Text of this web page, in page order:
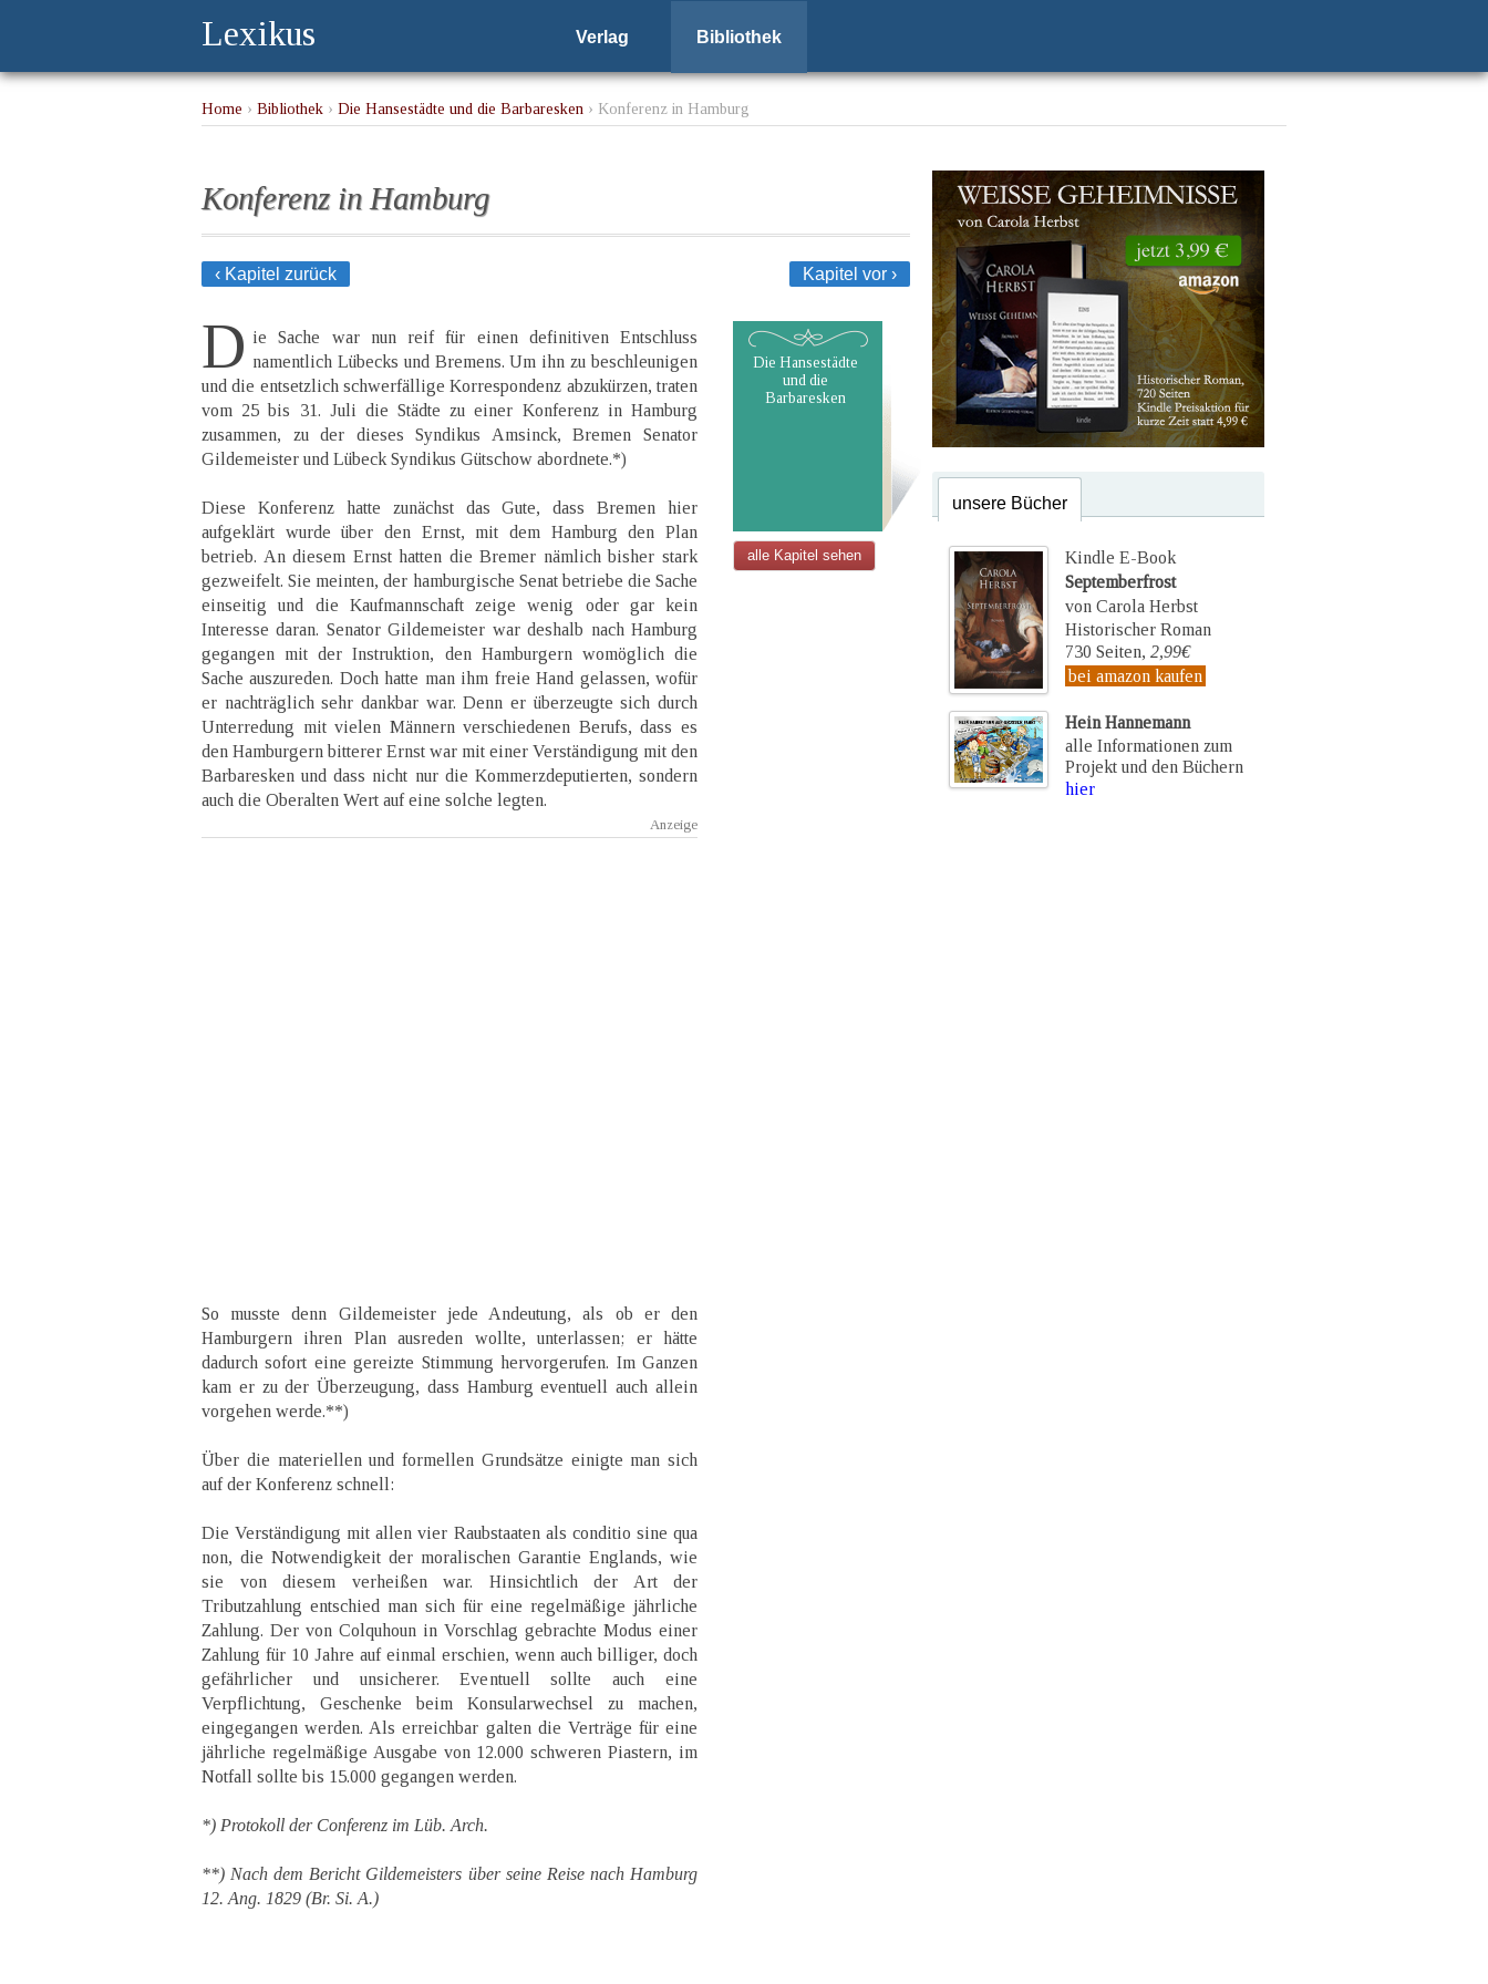
Lexikus Verlag Bibliothek
Home › Bibliothek › Die Hansestädte und die Barbaresken › Konferenz in Hamburg
Konferenz in Hamburg
‹ Kapitel zurück Kapitel vor ›
D ie Sache war nun reif für einen definitiven Entschluss
namentlich Lübecks und Bremens. Um ihn zu beschleunigen
und die entsetzlich schwerfällige Korrespondenz abzukürzen, traten
vom 25 bis 31. Juli die Städte zu einer Konferenz in Hamburg
zusammen, zu der dieses Syndikus Amsinck, Bremen Senator
Gildemeister und Lübeck Syndikus Gütschow abordnete.*)
Diese Konferenz hatte zunächst das Gute, dass Bremen hier
aufgeklärt wurde über den Ernst, mit dem Hamburg den Plan
betrieb. An diesem Ernst hatten die Bremer nämlich bisher stark
gezweifelt. Sie meinten, der hamburgische Senat betriebe die Sache
einseitig und die Kaufmannschaft zeige wenig oder gar kein
Interesse daran. Senator Gildemeister war deshalb nach Hamburg
gegangen mit der Instruktion, den Hamburgern womöglich die
Sache auszureden. Doch hatte man ihm freie Hand gelassen, wofür
er nachträglich sehr dankbar war. Denn er überzeugte sich durch
Unterredung mit vielen Männern verschiedenen Berufs, dass es
den Hamburgern bitterer Ernst war mit einer Verständigung mit den
Barbaresken und dass nicht nur die Kommerzdeputierten, sondern
auch die Oberalten Wert auf eine solche legten.
So musste denn Gildemeister jede Andeutung, als ob er den
Hamburgern ihren Plan ausreden wollte, unterlassen; er hätte
dadurch sofort eine gereizte Stimmung hervorgerufen. Im Ganzen
kam er zu der Überzeugung, dass Hamburg eventuell auch allein
vorgehen werde.**)
Über die materiellen und formellen Grundsätze einigte man sich
auf der Konferenz schnell:
Die Verständigung mit allen vier Raubstaaten als conditio sine qua
non, die Notwendigkeit der moralischen Garantie Englands, wie
sie von diesem verheißen war. Hinsichtlich der Art der
Tributzahlung entschied man sich für eine regelmäßige jährliche
Zahlung. Der von Colquhoun in Vorschlag gebrachte Modus einer
Zahlung für 10 Jahre auf einmal erschien, wenn auch billiger, doch
gefährlicher und unsicherer. Eventuell sollte auch eine
Verpflichtung, Geschenke beim Konsularwechsel zu machen,
eingegangen werden. Als erreichbar galten die Verträge für eine
jährliche regelmäßige Ausgabe von 12.000 schweren Piastern, im
Notfall sollte bis 15.000 gegangen werden.
*) Protokoll der Conferenz im Lüb. Arch.
**) Nach dem Bericht Gildemeisters über seine Reise nach Hamburg
12. Ang. 1829 (Br. Si. A.)
Die Hansestädte
und die
Barbaresken
alle Kapitel sehen
unsere Bücher
Kindle E-Book
Septemberfrost
von Carola Herbst
Historischer Roman
730 Seiten, 2,99€
bei amazon kaufen
Hein Hannemann
alle Informationen zum
Projekt und den Büchern
hier